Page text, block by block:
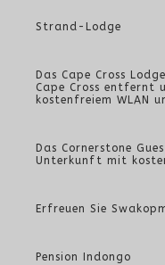
Strand-Lodge
Das Cape Cross
Cape Cross
kostenfreiem WLAN
Das Cornerstone
Unterkunft mit
Erfreuen Sie
Pension Indongo